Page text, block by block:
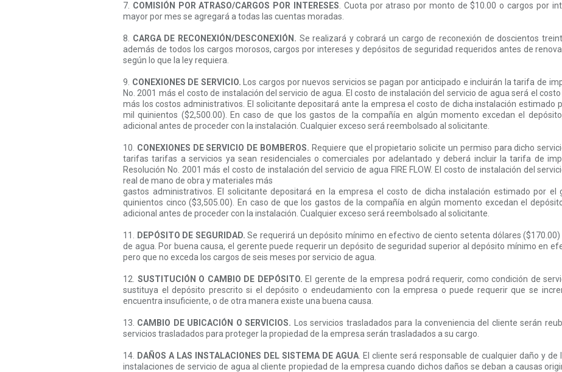
7. COMISIÓN POR ATRASO/CARGOS POR INTERESES . Cuota por atraso por monto de $10.00 o cargos por
mayor por mes se agregará a todas las cuentas moradas.
8. CARGA DE RECONEXIÓN/DESCONEXIÓN. Se realizará y cobrará un cargo de reconexión de doscientos
además de todos los cargos morosos, cargos por intereses y depósitos de seguridad requeridos antes de
según lo que la ley requiera.
9. CONEXIONES DE SERVICIO. Los cargos por nuevos servicios se pagan por anticipado e incluirán la tarifa de
No. 2001 más el costo de instalación del servicio de agua. El costo de instalación del servicio de agua será el
más los costos administrativos. El solicitante depositará ante la empresa el costo de dicha instalación estimado
mil quinientos ($2,500.00). En caso de que los gastos de la compañía en algún momento excedan el
adicional antes de proceder con la instalación. Cualquier exceso será reembolsado al solicitante.
10. CONEXIONES DE SERVICIO DE BOMBEROS. Requiere que el propietario solicite un permiso para dicho
tarifas tarifas a servicios ya sean residenciales o comerciales por adelantado y deberá incluir la tarifa de
Resolución No. 2001 más el costo de instalación del servicio de agua FIRE FLOW. El costo de instalación del
real de mano de obra y materiales más
gastos administrativos. El solicitante depositará en la empresa el costo de dicha instalación estimado por
quinientos cinco ($3,505.00). En caso de que los gastos de la compañía en algún momento excedan el
adicional antes de proceder con la instalación. Cualquier exceso será reembolsado al solicitante.
11. DEPÓSITO DE SEGURIDAD. Se requerirá un depósito mínimo en efectivo de ciento setenta dólares
de agua. Por buena causa, el gerente puede requerir un depósito de seguridad superior al depósito mínimo en
pero que no exceda los cargos de seis meses por servicio de agua.
12. SUSTITUCIÓN O CAMBIO DE DEPÓSITO. El gerente de la empresa podrá requerir, como condición de
sustituya el depósito prescrito si el depósito o endeudamiento con la empresa o puede requerir que se
encuentra insuficiente, o de otra manera existe una buena causa.
13. CAMBIO DE UBICACIÓN O SERVICIOS.
Los servicios trasladados para la conveniencia del cliente serán
servicios trasladados para proteger la propiedad de la empresa serán trasladados a su cargo.
14. DAÑOS A LAS INSTALACIONES DEL SISTEMA DE AGUA . El cliente será responsable de cualquier daño y
instalaciones de servicio de agua al cliente propiedad de la empresa cuando dichos daños se deban a causas